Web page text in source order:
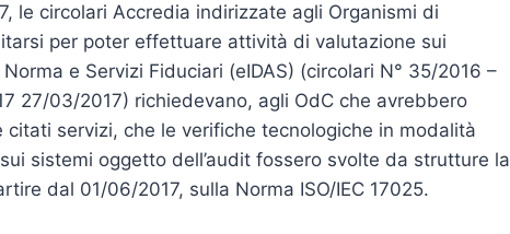
le circolari Accredia indirizzate agli Organismi di
per poter effettuare attività di valutazione sui
e Servizi Fiduciari (eIDAS) (circolari N° 35/2016 –
27/03/2017) richiedevano, agli OdC che avrebbero
citati servizi, che le verifiche tecnologiche in modalità
sui sistemi oggetto dell’audit fossero svolte da strutture la
dal 01/06/2017, sulla Norma ISO/IEC 17025.